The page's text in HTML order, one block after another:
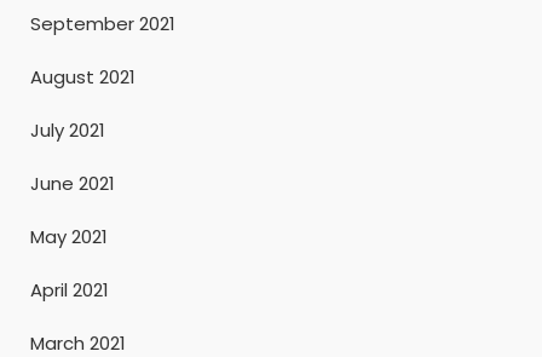
September 2021
August 2021
July 2021
June 2021
May 2021
April 2021
March 2021